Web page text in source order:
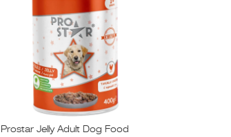
Prostar Jelly Adult Dog Food